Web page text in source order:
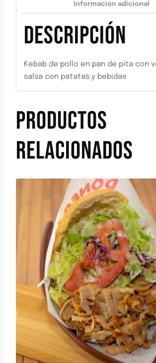
Información adicional
DESCRIPCIÓN
Kebab de pollo en pan de pita con
salsa con patatas y bebidas
PRODUCTOS
RELACIONADOS